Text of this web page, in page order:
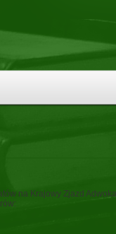
na Krajowy Zjazd